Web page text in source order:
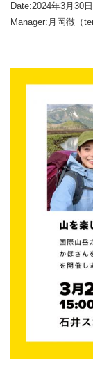
Date:2024年3月30
Manager:月岡徹（